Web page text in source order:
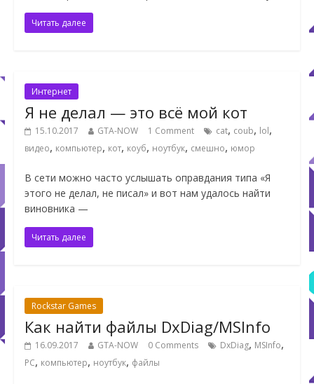
Читать далее
Интернет
Я не делал — это всё мой кот
15.10.2017 GTA-NOW 1 Comment cat, coub, lol,
видео, компьютер, кот, коуб, ноутбук, смешно, юмор
В сети можно часто услышать оправдания типа «Я
этого не делал, не писал» и вот нам удалось найти
виновника —
Читать далее
Rockstar Games
Как найти файлы DxDiag/MSInfo
16.09.2017 GTA-NOW 0 Comments DxDiag, MSInfo,
PC, компьютер, ноутбук, файлы